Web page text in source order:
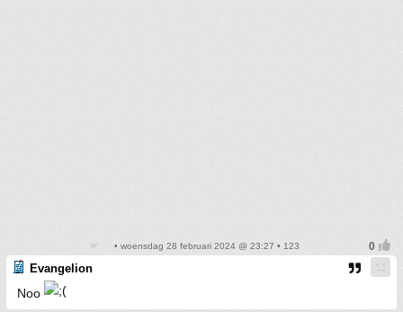
• woensdag 28 februari 2024 @ 23:27 • 123
Evangelion
Noo